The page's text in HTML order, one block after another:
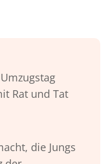
Rat und Tat
die Jungs